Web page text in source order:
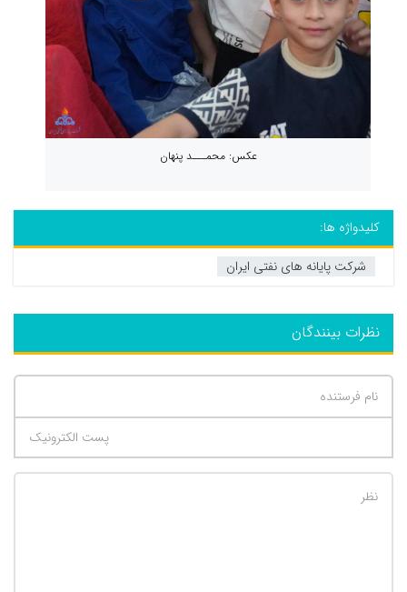
عکس: محمـــد پنهان
کلیدواژه ها:
شرکت پایانه های نفتی ایران
نظرات بینندگان